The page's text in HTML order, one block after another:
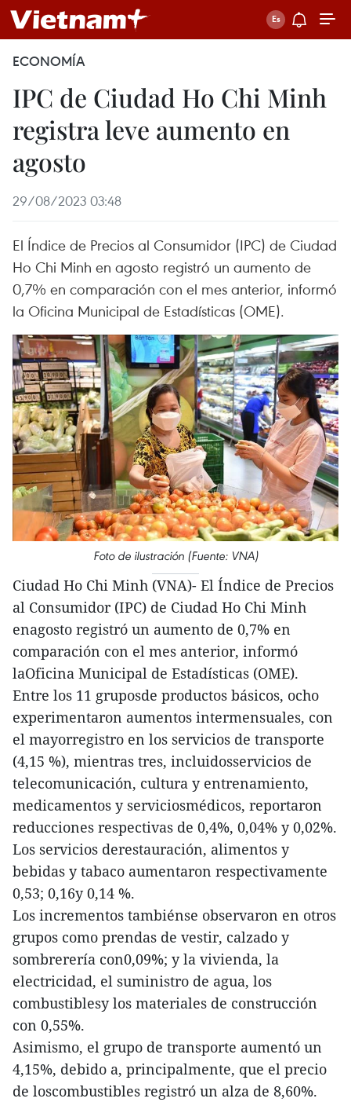
ECONOMÍA
IPC de Ciudad Ho Chi Minh
registra leve aumento en
agosto
29/08/2023 03:48
El Índice de Precios al Consumidor (IPC) de Ciudad
Ho Chi Minh en agosto registró un aumento de
0,7% en comparación con el mes anterior, informó
la Oficina Municipal de Estadísticas (OME).
Foto de ilustración (Fuente: VNA)
Ciudad Ho Chi Minh (VNA)- El Índice de Precios
al Consumidor (IPC) de Ciudad Ho Chi Minh
enagosto registró un aumento de 0,7% en
comparación con el mes anterior, informó
laOficina Municipal de Estadísticas (OME).
Entre los 11 gruposde productos básicos, ocho
experimentaron aumentos intermensuales, con
el mayorregistro en los servicios de transporte
(4,15 %), mientras tres, incluidosservicios de
telecomunicación, cultura y entrenamiento,
medicamentos y serviciosmédicos, reportaron
reducciones respectivas de 0,4%, 0,04% y 0,02%.
Los servicios derestauración, alimentos y
bebidas y tabaco aumentaron respectivamente
0,53; 0,16y 0,14 %.
Los incrementos tambiénse observaron en otros
grupos como prendas de vestir, calzado y
sombrerería con0,09%; y la vivienda, la
electricidad, el suministro de agua, los
combustiblesy los materiales de construcción
con 0,55%.
Asimismo, el grupo de transporte aumentó un
4,15%, debido a, principalmente, que el precio
de loscombustibles registró un alza de 8,60%.